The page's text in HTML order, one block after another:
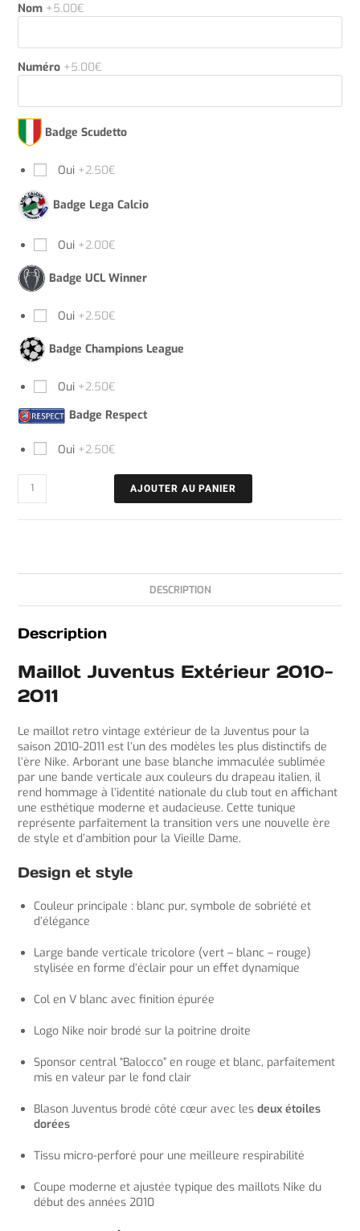
Nom +5.00€
Numéro +5.00€
Badge Scudetto
Oui +2.50€
Badge Lega Calcio
Oui +2.00€
Badge UCL Winner
Oui +2.50€
Badge Champions League
Oui +2.50€
Badge Respect
Oui +2.50€
AJOUTER AU PANIER
DESCRIPTION
Description
Maillot Juventus Extérieur 2010-
2011
Le maillot retro vintage extérieur de la Juventus pour la
saison 2010-2011 est l’un des modèles les plus distinctifs de
l’ère Nike. Arborant une base blanche immaculée sublimée
par une bande verticale aux couleurs du drapeau italien, il
rend hommage à l’identité nationale du club tout en affichant
une esthétique moderne et audacieuse. Cette tunique
représente parfaitement la transition vers une nouvelle ère
de style et d’ambition pour la Vieille Dame.
Design et style
Couleur principale : blanc pur, symbole de sobriété et
d’élégance
Large bande verticale tricolore (vert – blanc – rouge)
stylisée en forme d’éclair pour un effet dynamique
Col en V blanc avec finition épurée
Logo Nike noir brodé sur la poitrine droite
Sponsor central “Balocco” en rouge et blanc, parfaitement
mis en valeur par le fond clair
Blason Juventus brodé côté cœur avec lesdeux étoiles
dorées
Tissu micro-perforé pour une meilleure respirabilité
Coupe moderne et ajustée typique des maillots Nike du
début des années 2010